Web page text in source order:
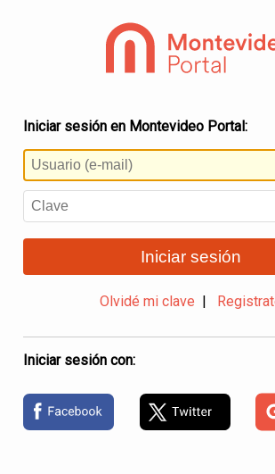
Iniciar sesión en Montevideo Portal:
Iniciar sesión
Olvidé mi clave
Iniciar sesión con: